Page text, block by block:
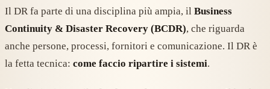
Il DR fa parte di una disciplina più ampia, il Business
Continuity & Disaster Recovery (BCDR), che riguarda
anche persone, processi, fornitori e comunicazione. Il DR è
la fetta tecnica: come faccio ripartire i sistemi.